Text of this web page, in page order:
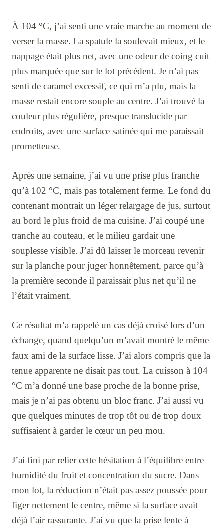
À 104 °C, j’ai senti une vraie marche au moment de
verser la masse. La spatule la soulevait mieux, et le
nappage était plus net, avec une odeur de coing cuit
plus marquée que sur le lot précédent. Je n’ai pas
senti de caramel excessif, ce qui m’a plu, mais la
masse restait encore souple au centre. J’ai trouvé la
couleur plus régulière, presque translucide par
endroits, avec une surface satinée qui me paraissait
prometteuse.
Après une semaine, j’ai vu une prise plus franche
qu’à 102 °C, mais pas totalement ferme. Le fond du
contenant montrait un léger relargage de jus, surtout
au bord le plus froid de ma cuisine. J’ai coupé une
tranche au couteau, et le milieu gardait une
souplesse visible. J’ai dû laisser le morceau revenir
sur la planche pour juger honnêtement, parce qu’à
la première seconde il paraissait plus net qu’il ne
l’était vraiment.
Ce résultat m’a rappelé un cas déjà croisé lors d’un
échange, quand quelqu’un m’avait montré le même
faux ami de la surface lisse. J’ai alors compris que la
tenue apparente ne disait pas tout. La cuisson à 104
°C m’a donné une base proche de la bonne prise,
mais je n’ai pas obtenu un bloc franc. J’ai aussi vu
que quelques minutes de trop tôt ou de trop doux
suffisaient à garder le cœur un peu mou.
J’ai fini par relier cette hésitation à l’équilibre entre
humidité du fruit et concentration du sucre. Dans
mon lot, la réduction n’était pas assez poussée pour
figer nettement le centre, même si la surface avait
déjà l’air rassurante. J’ai vu que la prise lente à